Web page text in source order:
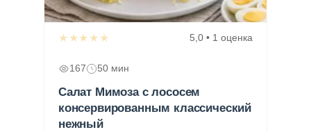
★★★★★ 5,0 • 1 оценка
167 50 мин
Салат Мимоза с лососем
консервированным классический
нежный